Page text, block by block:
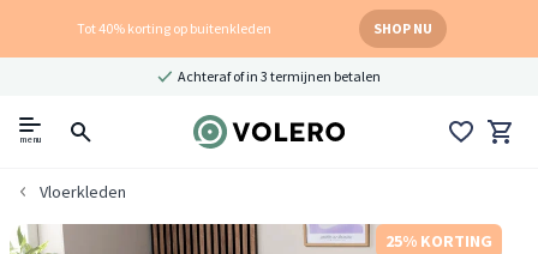
Tot 40% korting op buitenkleden SHOP NU
Achteraf of in 3 termijnen betalen
menu
Vloerkleden
25% KORTING